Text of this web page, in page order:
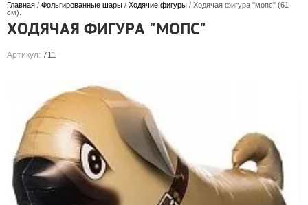
Главная / Фольгированные шары / Ходячие фигуры / Ходячая фигура "мопс" (61
см).
ХОДЯЧАЯ ФИГУРА "МОПС"
Артикул: 711